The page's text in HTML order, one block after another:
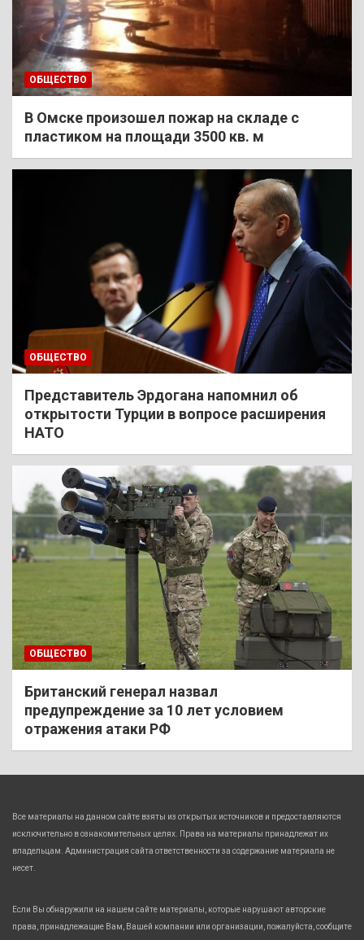
ОБЩЕСТВО
В Омске произошел пожар на складе с
пластиком на площади 3500 кв. м
ОБЩЕСТВО
Представитель Эрдогана напомнил об
открытости Турции в вопросе расширения
НАТО
ОБЩЕСТВО
Британский генерал назвал
предупреждение за 10 лет условием
отражения атаки РФ
Все материалы на данном сайте взяты из открытых источников и предоставляются
исключительно в ознакомительных целях. Права на материалы принадлежат их
владельцам. Администрация сайта ответственности за содержание материала не
несет.
Если Вы обнаружили на нашем сайте материалы, которые нарушают авторские
права, принадлежащие Вам, Вашей компании или организации, пожалуйста, сообщите